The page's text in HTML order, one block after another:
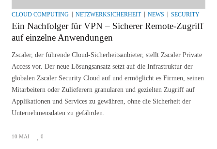
CLOUD COMPUTING NETZWERKSICHERHEIT NEWS SECURITY
Ein Nachfolger für VPN – Sicherer Remote-Zugriff
auf einzelne Anwendungen
Zscaler, der führende Cloud-Sicherheitsanbieter, stellt Zscaler Private
Access vor. Der neue Lösungsansatz setzt auf die Infrastruktur der
globalen Zscaler Security Cloud auf und ermöglicht es Firmen, seinen
Mitarbeitern oder Zulieferern granularen und gezielten Zugriff auf
Applikationen und Services zu gewähren, ohne die Sicherheit der
Unternehmensdaten zu gefährden.
10 MAI 0